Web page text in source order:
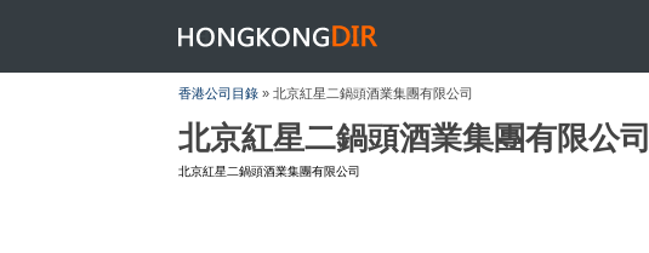
HONGKONGDIR
香港公司目錄 » 北京紅星二鍋頭酒業集團有限公司
北京紅星二鍋頭酒業集團有限公司
北京紅星二鍋頭酒業集團有限公司